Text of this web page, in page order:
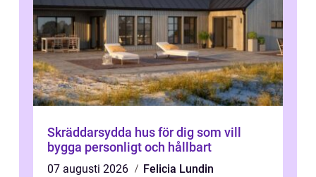
Skräddarsydda hus för dig som vill
bygga personligt och hållbart
07 augusti 2026
Felicia Lundin